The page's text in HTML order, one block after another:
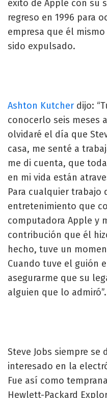
éxito de Apple con su
regreso en 1996 para
empresa que él
sido expulsado.
Ashton Kutcher dijo:
conocerlo seis meses
olvidaré el día que
casa, me senté a
me di cuenta, que
en mi vida están
Para cualquier trabajo
entretenimiento que
computadora Apple y
contribución que él
hecho, tuve un
Cuando tuve el guión
asegurarme que su
alguien que lo admiró”.
Steve Jobs siempre se
interesado en la
Fue así como
Hewlett-Packard